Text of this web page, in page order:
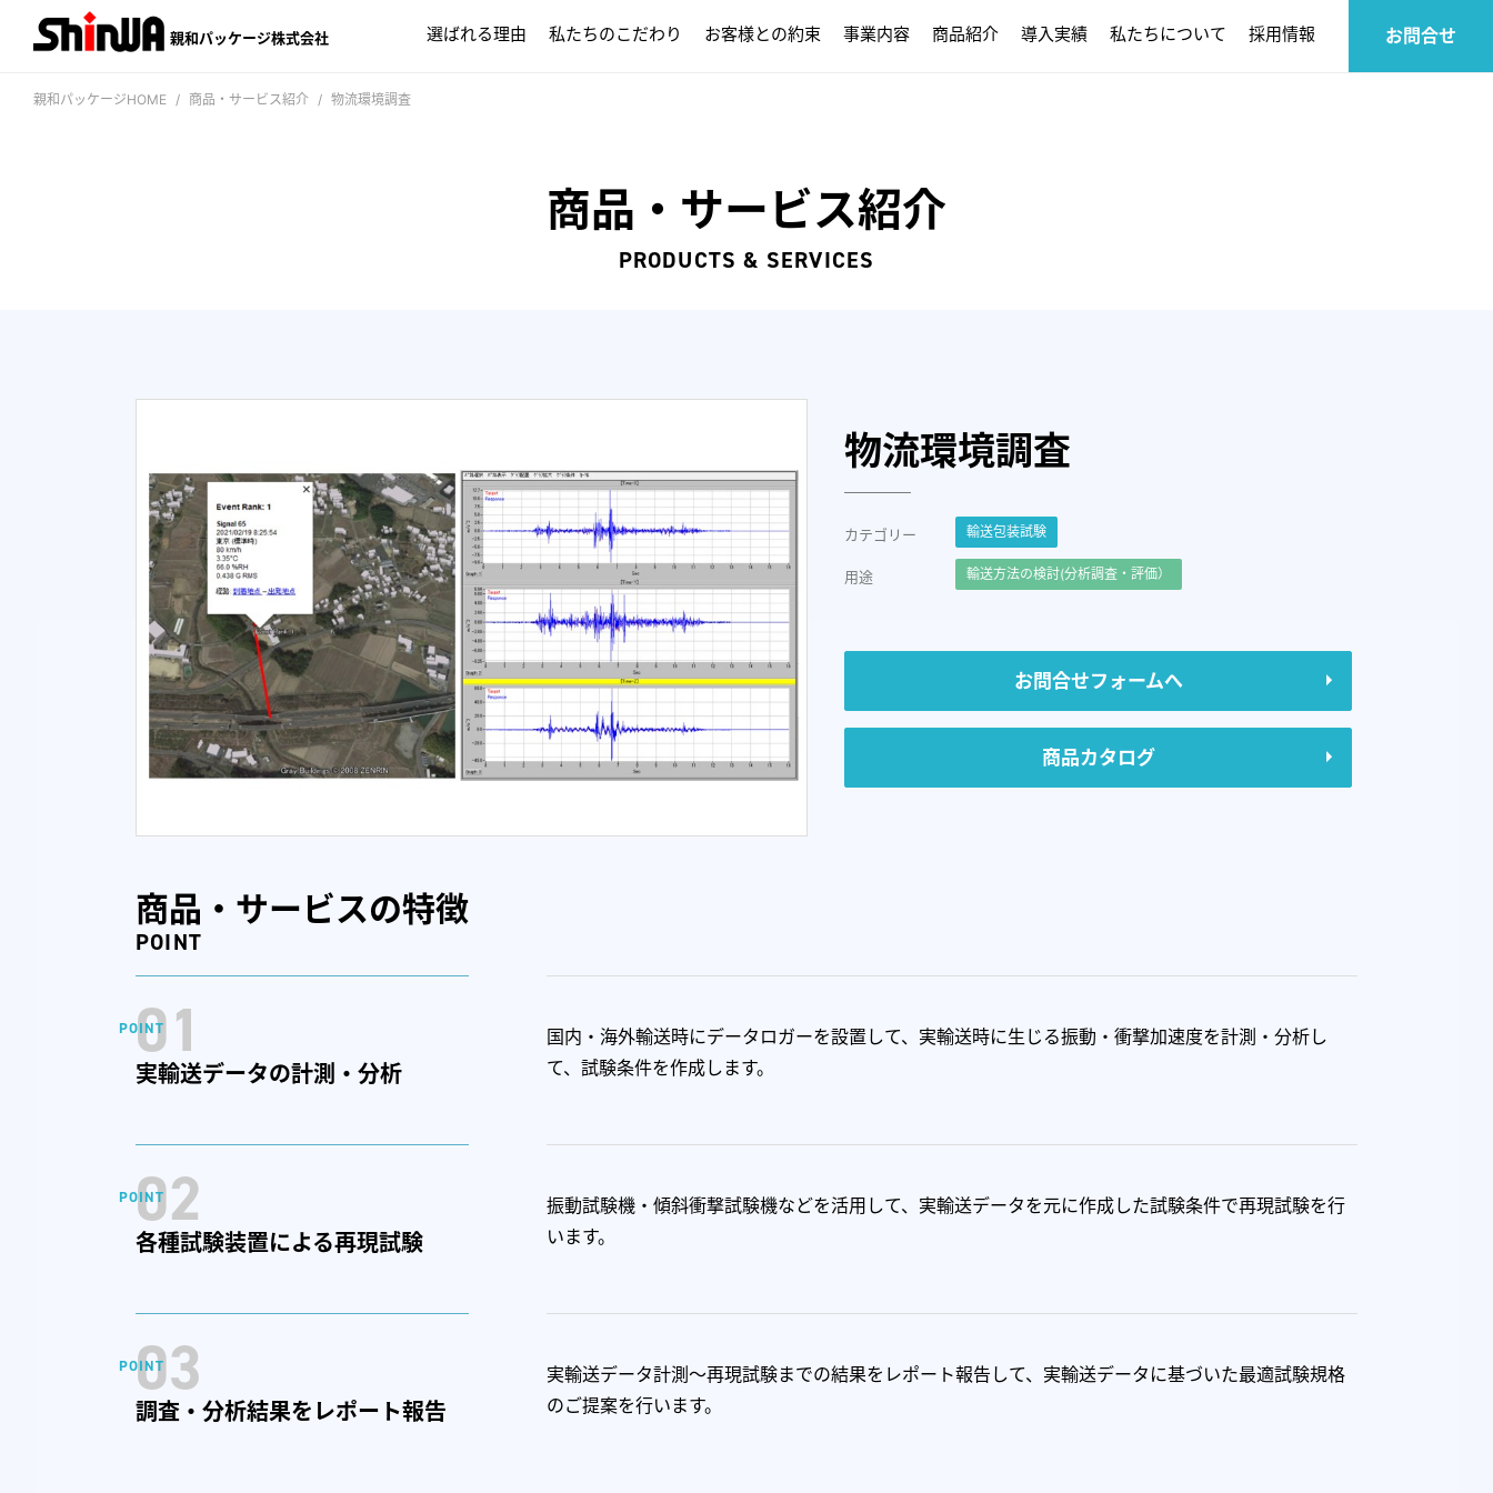
親和パッケージ株式会社 選ばれる理由 私たちのこだわり お客様との約束 事業内容 商品紹介 導入実績 私たちについて 採用情報 お問合せ
親和パッケージHOME 商品・サービス紹介 物流環境調査
商品・サービス紹介
PRODUCTS & SERVICES
物流環境調査
カテゴリー 輸送包装試験
用途 輸送方法の検討(分析調査・評価）
お問合せフォームへ
商品カタログ
商品・サービスの特徴
POINT
01
実輸送データの計測・分析
国内・海外輸送時にデータロガーを設置して、実輸送時に生じる振動・衝撃加速度を計測・分析し
て、試験条件を作成します。
02
各種試験装置による再現試験
振動試験機・傾斜衝撃試験機などを活用して、実輸送データを元に作成した試験条件で再現試験を行
います。
03
調査・分析結果をレポート報告
実輸送データ計測～再現試験までの結果をレポート報告して、実輸送データに基づいた最適試験規格
のご提案を行います。